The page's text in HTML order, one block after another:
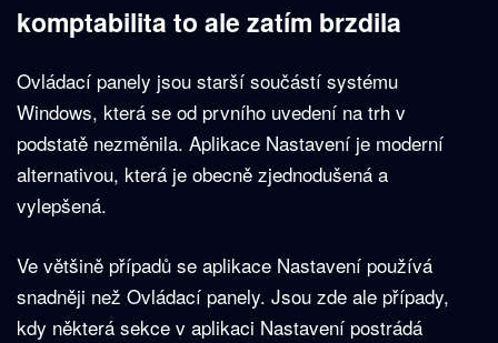
komptabilita to ale zatím brzdila
Ovládací panely jsou starší součástí systému
Windows, která se od prvního uvedení na trh v
podstatě nezměnila. Aplikace Nastavení je moderní
alternativou, která je obecně zjednodušená a
vylepšená.
Ve většině případů se aplikace Nastavení používá
snadněji než Ovládací panely. Jsou zde ale případy,
kdy některá sekce v aplikaci Nastavení postrádá